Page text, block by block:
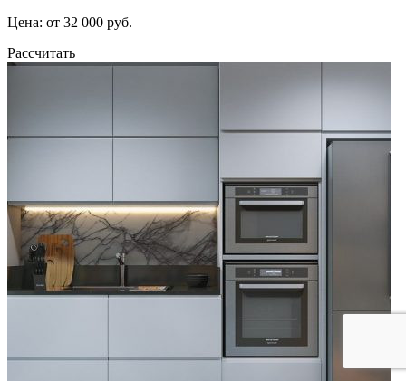
Цена: от 32 000 руб.
Рассчитать